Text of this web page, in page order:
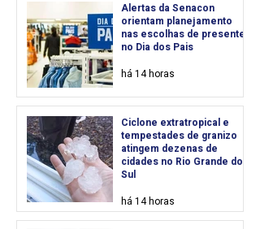
Alertas da Senacon
orientam planejamento
nas escolhas de presentes
no Dia dos Pais
há 14 horas
Ciclone extratropical e
tempestades de granizo
atingem dezenas de
cidades no Rio Grande do
Sul
há 14 horas